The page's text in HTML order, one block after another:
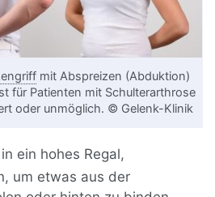
mit Abspreizen (Abduktion)
für Patienten mit Schulterarthrose
oder unmöglich. © Gelenk-Klinik
ein hohes Regal,
um etwas aus der